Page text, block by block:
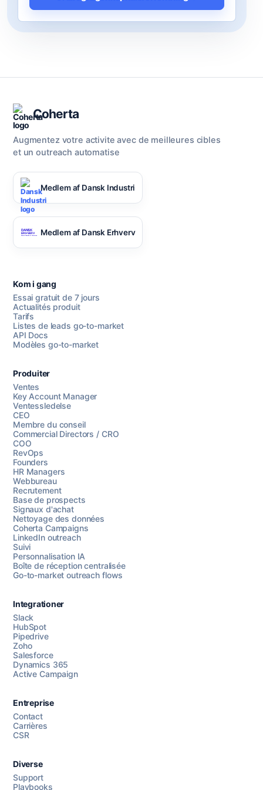
Chattez avec nous
Coherta
Augmentez votre activite avec de meilleures cibles
et un outreach automatise
Medlem af Dansk Industri
Medlem af Dansk Erhverv
Kom i gang
Essai gratuit de 7 jours
Actualités produit
Tarifs
Listes de leads go-to-market
API Docs
Modèles go-to-market
Produiter
Ventes
Key Account Manager
Ventessledelse
CEO
Membre du conseil
Commercial Directors / CRO
COO
RevOps
Founders
HR Managers
Webbureau
Recrutement
Base de prospects
Signaux d'achat
Nettoyage des données
Coherta Campaigns
LinkedIn outreach
Suivi
Personnalisation IA
Boîte de réception centralisée
Go-to-market outreach flows
Integrationer
Slack
HubSpot
Pipedrive
Zoho
Salesforce
Dynamics 365
Active Campaign
Entreprise
Contact
Carrières
CSR
Diverse
Support
Playbooks